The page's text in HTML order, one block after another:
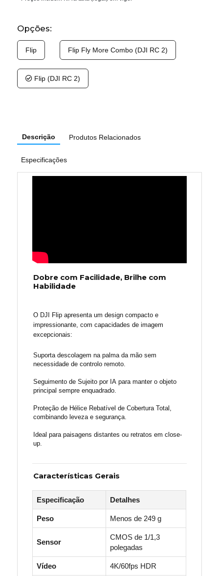
Opções:
Flip Flip Fly More Combo (DJI RC 2)
Flip (DJI RC 2)
Descrição Produtos Relacionados
Especificações
Dobre com Facilidade, Brilhe com
Habilidade
O DJI Flip apresenta um design compacto e
impressionante, com capacidades de imagem
excepcionais:
Suportadescolagem na palma da mão sem
necessidade de controlo remoto.
Seguimento de Sujeito por IA para manter o objeto
principal sempre enquadrado.
Proteção de Hélice Rebatível de Cobertura Total
combinando leveza e segurança.
Ideal parapaisagens distantes ouretratos em close-
up
Características Gerais
Especificação Detalhes
Peso Menos de 249 g
Sensor
CMOS de 1/1,3
polegadas
Vídeo 4K/60fps HDR